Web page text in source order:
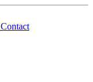
Contact